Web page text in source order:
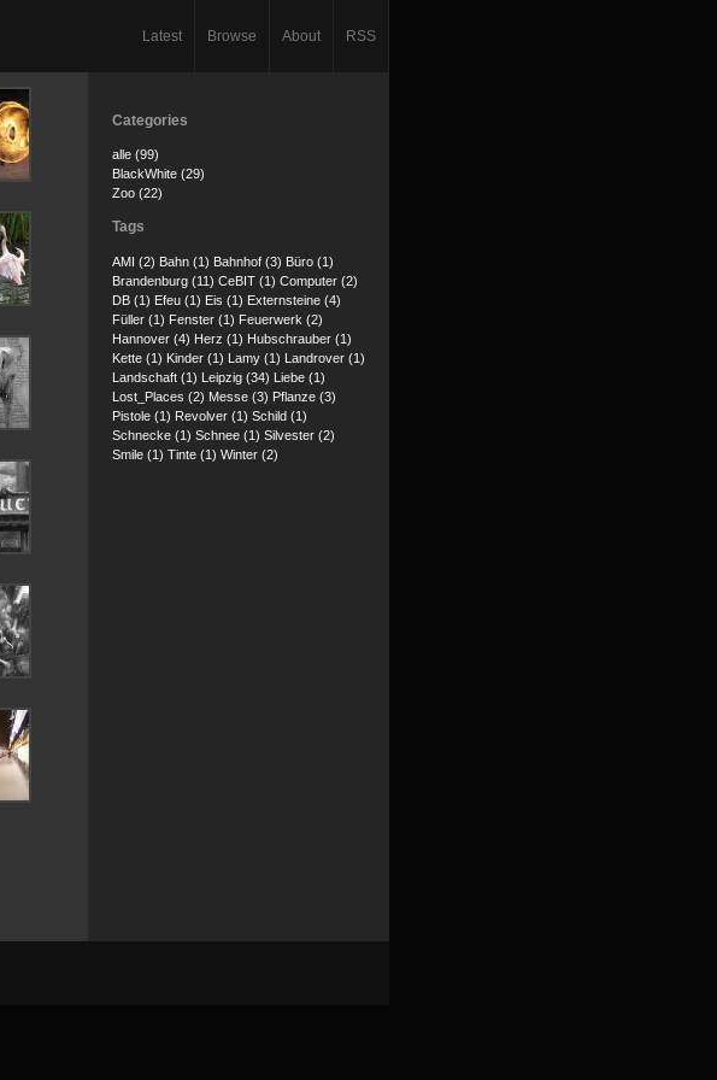
Latest Browse About RSS
Categories
alle (99)
BlackWhite (29)
Zoo (22)
Tags
AMI (2) Bahn (1) Bahnhof (3) Büro (1)
Brandenburg (11) CeBIT (1) Computer (2)
DB (1) Efeu (1) Eis (1) Externsteine (4)
Füller (1) Fenster (1) Feuerwerk (2)
Hannover (4) Herz (1) Hubschrauber (1)
Kette (1) Kinder (1) Lamy (1) Landrover (1)
Landschaft (1) Leipzig (34) Liebe (1)
Lost_Places (2) Messe (3) Pflanze (3)
Pistole (1) Revolver (1) Schild (1)
Schnecke (1) Schnee (1) Silvester (2)
Smile (1) Tinte (1) Winter (2)